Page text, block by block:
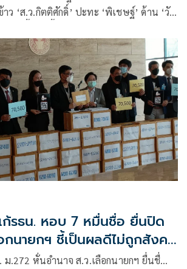
าน ‘วัน
รธน. หอบ 7 หมื่นชื่อ ยื่นปิด
กนายกฯ ชี้เป็นผลดีไม่ถูกสังคม
.272 หั่นอำนาจ ส.ว.เลือกนายกฯ ยื่นชื่…